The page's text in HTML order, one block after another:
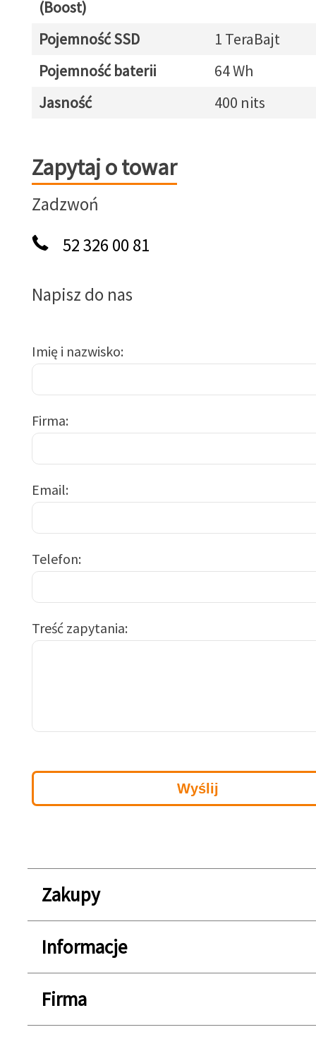
(Boost)
Pojemność SSD
1 TeraBajt
Pojemność baterii
64 Wh
Jasność
400 nits
Zapytaj o towar
Zapytaj o towar
Zadzwoń
52 326 00 81
Napisz do nas
Imię i nazwisko
Firma
Email
Telefon
Treść zapytania
Zakupy
Informacje
Firma